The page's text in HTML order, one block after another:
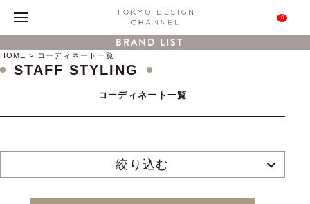
0
BRAND LIST
HOME コーディネート一覧
STAFF STYLING
コーディネート一覧
絞り込む